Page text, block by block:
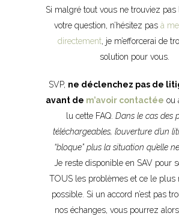
Si malgré tout vous ne trouviez pas
votre question, n’hésitez pas à
directement, je m’efforcerai de
solution pour vous.
SVP, ne déclenchez pas de
avant de m’avoir contactée ou
lu cette FAQ. Dans le cas des
téléchargeables, l’ouverture d’un
“bloque” plus la situation qu’elle
Je reste disponible en SAV pour
TOUS les problèmes et ce le plus
possible. Si un accord n’est pas
nos échanges, vous pourrez